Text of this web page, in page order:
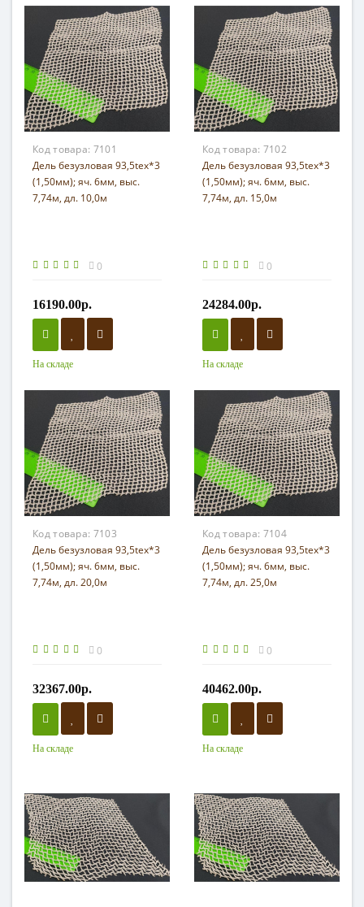
Код товара: 7101
Дель безузловая 93,5tex*3
(1,50мм); яч. 6мм, выс.
7,74м, дл. 10,0м
0
16190.00р.
На складе
Код товара: 7102
Дель безузловая 93,5tex*3
(1,50мм); яч. 6мм, выс.
7,74м, дл. 15,0м
0
24284.00р.
На складе
Код товара: 7103
Дель безузловая 93,5tex*3
(1,50мм); яч. 6мм, выс.
7,74м, дл. 20,0м
0
32367.00р.
На складе
Код товара: 7104
Дель безузловая 93,5tex*3
(1,50мм); яч. 6мм, выс.
7,74м, дл. 25,0м
0
40462.00р.
На складе